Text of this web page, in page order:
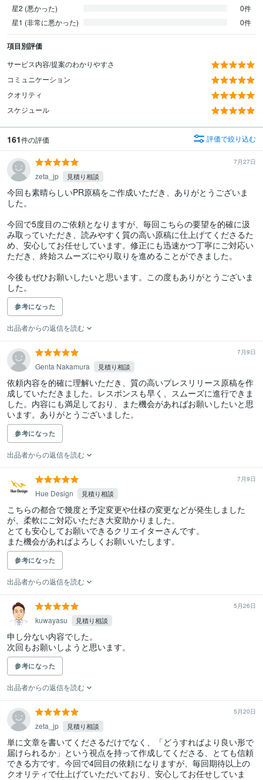
星2 (悪かった)
0件
星1 (非常に悪かった)
0件
項目別評価
サービス内容/提案のわかりやすさ
コミュニケーション
クオリティ
スケジュール
161件の評価 評価で絞り込む
7月27日
zeta_jp 見積り相談
今回も素晴らしいPR原稿をご作成いただき、ありがとうございま
した。
今回で5度目のご依頼となりますが、毎回こちらの要望を的確に汲
み取っていただき、読みやすく質の高い原稿に仕上げてくださるた
め、安心してお任せしています。修正にも迅速かつ丁寧にご対応い
ただき、終始スムーズにやり取りを進めることができました。
今後もぜひお願いしたいと思います。この度もありがとうございま
した。
参考になった
出品者からの返信を読む
7月9日
Genta Nakamura 見積り相談
依頼内容を的確に理解いただき、質の高いプレスリリース原稿を作
成していただきました。レスポンスも早く、スムーズに進行できま
した。内容にも満足しており、また機会があればお願いしたいと思
います。ありがとうございました。
参考になった
出品者からの返信を読む
7月9日
Hue Design 見積り相談
こちらの都合で幾度と予定変更や仕様の変更などが発生しました
が、柔軟にご対応いただき大変助かりました。
とても安心してお願いできるクリエイターさんです。
また機会があればよろしくお願いいたします。
参考になった
出品者からの返信を読む
5月26日
kuwayasu 見積り相談
申し分ない内容でした。
次回もお願いしようと思います。
参考になった
出品者からの返信を読む
5月20日
zeta_jp 見積り相談
単に文章を書いてくださるだけでなく、「どうすればより良い形で
届けられるか」という視点を持って作成してくださる、とても信頼
できる方です。今回で4回目の依頼になりますが、毎回期待以上の
クオリティで仕上げていただいており、安心してお任せしていま